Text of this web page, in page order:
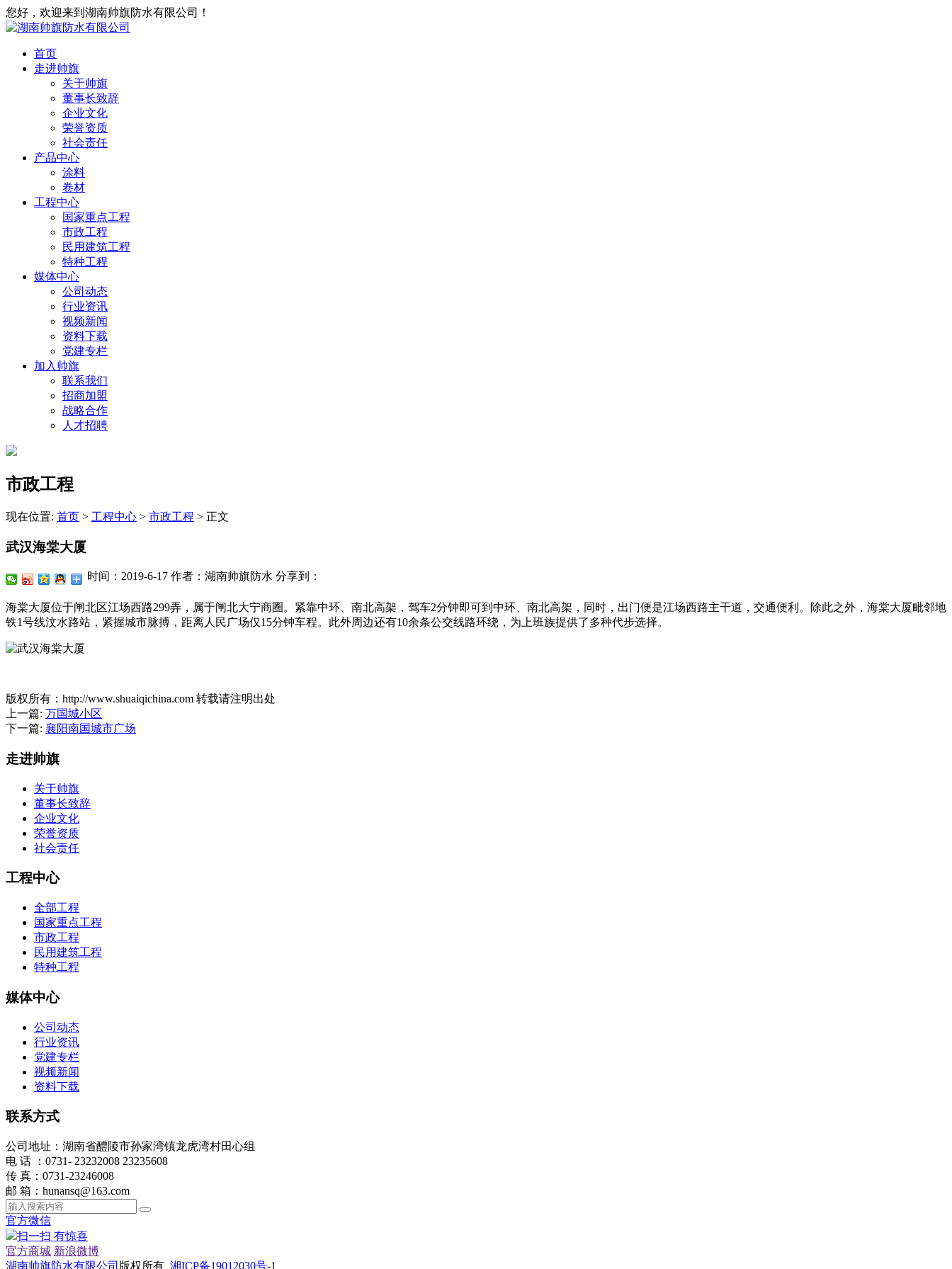
您好，欢迎来到湖南帅旗防水有限公司！
首页
走进帅旗
关于帅旗
董事长致辞
企业文化
荣誉资质
社会责任
产品中心
涂料
卷材
工程中心
国家重点工程
市政工程
民用建筑工程
特种工程
媒体中心
公司动态
行业资讯
视频新闻
资料下载
党建专栏
加入帅旗
联系我们
招商加盟
战略合作
人才招聘
市政工程
现在位置: 首页 > 工程中心 > 市政工程 > 正文
武汉海棠大厦
时间：2019-6-17 作者：湖南帅旗防水 分享到：
海棠大厦位于闸北区江场西路299弄，属于闸北大宁商圈。紧靠中环、南北高架，驾车2分钟即可到中环、南北高架，同时，出门便是江场西路主干道，交通便利。除此之外，海棠大厦毗邻地
铁1号线汶水路站，紧握城市脉搏，距离人民广场仅15分钟车程。此外周边还有10余条公交线路环绕，为上班族提供了多种代步选择。
版权所有：http://www.shuaiqichina.com 转载请注明出处
上一篇: 万国城小区
下一篇: 襄阳南国城市广场
走进帅旗
关于帅旗
董事长致辞
企业文化
荣誉资质
社会责任
工程中心
全部工程
国家重点工程
市政工程
民用建筑工程
特种工程
媒体中心
公司动态
行业资讯
党建专栏
视频新闻
资料下载
联系方式
公司地址：湖南省醴陵市孙家湾镇龙虎湾村田心组
电 话 ：0731- 23232008 23235608
传 真：0731-23246008
邮 箱：hunansq@163.com
官方微信
扫一扫 有惊喜
官方商城 新浪微博
湖南帅旗防水有限公司 版权所有 湘ICP备19012030号-1